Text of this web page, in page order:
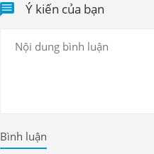
Ý kiến của bạn
Bình luận